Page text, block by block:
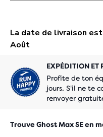
EXPÉDITION ET
Profite de ton
jours. S'il ne te
renvoyer
Trouve Ghost Max SE en